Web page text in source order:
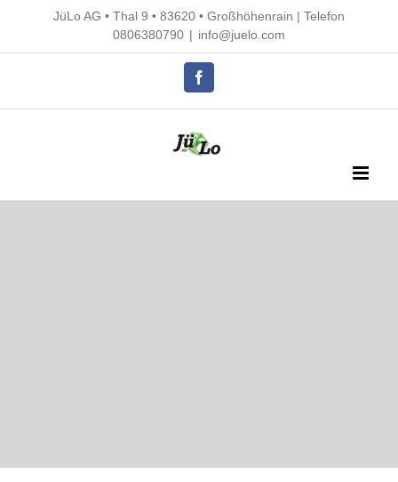
content
JüLo AG • Thal 9 • 83620 • Großhöhenrain | Telefon
0806380790 | info@juelo.com